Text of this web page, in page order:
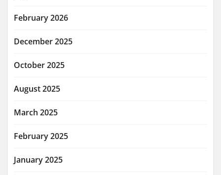
February 2026
December 2025
October 2025
August 2025
March 2025
February 2025
January 2025